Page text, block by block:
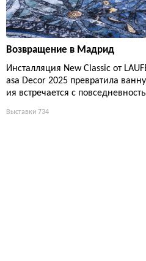
Возвращение в Мадрид
Инсталляция New Classic от
asa Decor 2025 превратила
ия встречается с
Выставки 734